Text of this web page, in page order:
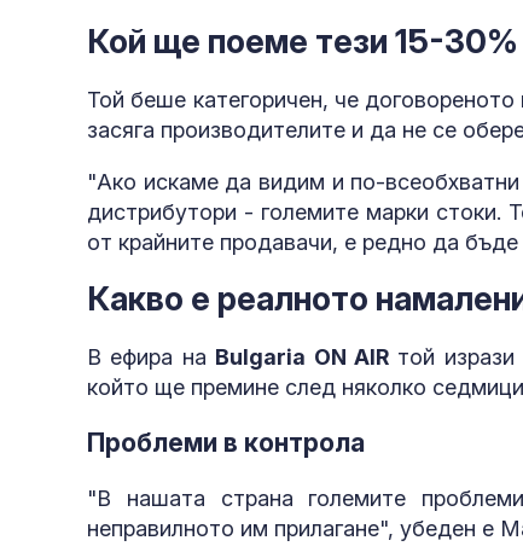
Кой ще поеме тези 15-30%
Той беше категоричен, че
засяга производителите и да не се
"Ако искаме да видим и по-
дистрибутори - големите марки стоки.
от крайните продавачи, е редно да
Какво е реалното
В ефира на Bulgaria ON AIRтой изрази
който ще премине след няколко
Проблеми в контрола
"В нашата страна големите
неправилното им прилагане", убеден е